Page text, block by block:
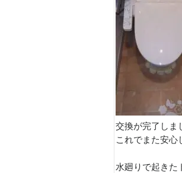
交換が完了しま
これでまた安心
水廻りで起きた